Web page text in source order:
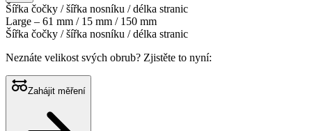
Šířka čočky / šířka nosníku / délka stranic
Large – 61 mm / 15 mm / 150 mm
Šířka čočky / šířka nosníku / délka stranic
Neznáte velikost svých obrub? Zjistěte to nyní:
Zahájit měření